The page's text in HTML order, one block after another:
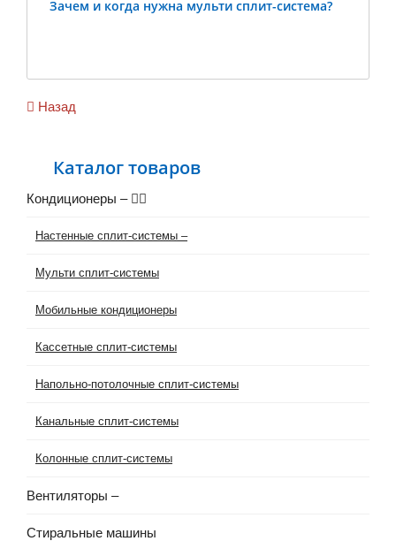
Каталог товаров
Кондиционеры –
Настенные сплит-системы –
Мульти сплит-системы
Мобильные кондиционеры
Кассетные сплит-системы
Напольно-потолочные сплит-системы
Канальные сплит-системы
Колонные сплит-системы
Вентиляторы –
Стиральные машины
Зачем и когда нужна мульти сплит-система?
Назад